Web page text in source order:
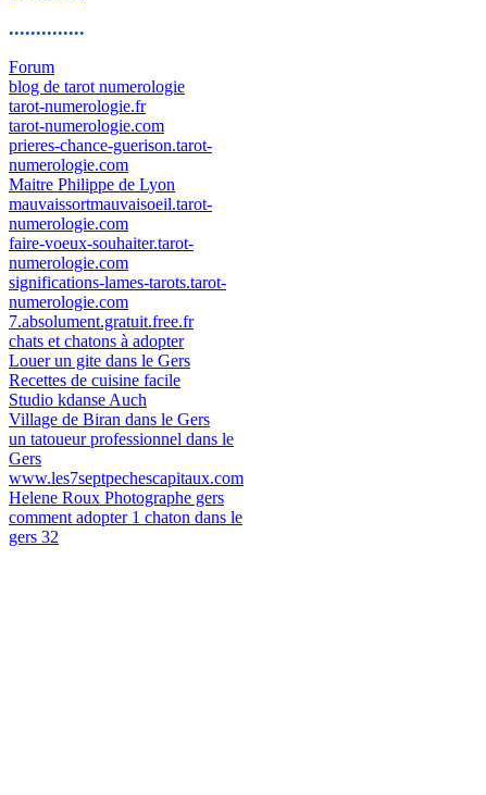
..............
Forum
blog de tarot numerologie
tarot-numerologie.fr
tarot-numerologie.com
prieres-chance-guerison.tarot-
numerologie.com
Maitre Philippe de Lyon
mauvaissortmauvaisoeil.tarot-
numerologie.com
faire-voeux-souhaiter.tarot-
numerologie.com
significations-lames-tarots.tarot-
numerologie.com
7.absolument.gratuit.free.fr
chats et chatons à adopter
Louer un gite dans le Gers
Recettes de cuisine facile
Studio kdanse Auch
Village de Biran dans le Gers
un tatoueur professionnel dans le
Gers
www.les7septpechescapitaux.com
Helene Roux Photographe gers
comment adopter 1 chaton dans le
gers 32